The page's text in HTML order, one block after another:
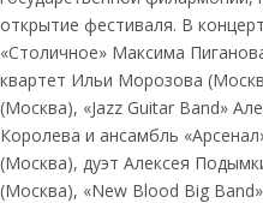
открытие фестиваля. В
«Столичное» Максима
квартет Ильи Морозова
(Москва), «Jazz Guitar Band»
Королева и ансамбль
(Москва), дуэт Алексея
(Москва), «New Blood Big